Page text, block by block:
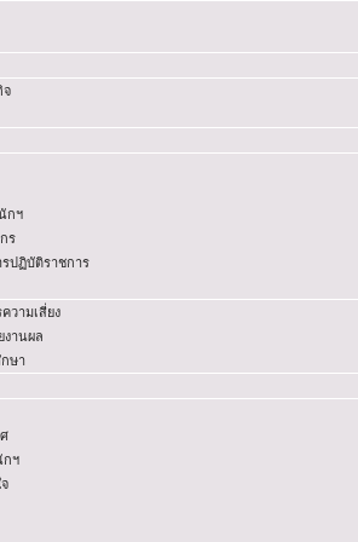
จ
กฯ
ร
ปฏิบัติราชการ
วามเสี่ยง
งานผล
ษา
กฯ